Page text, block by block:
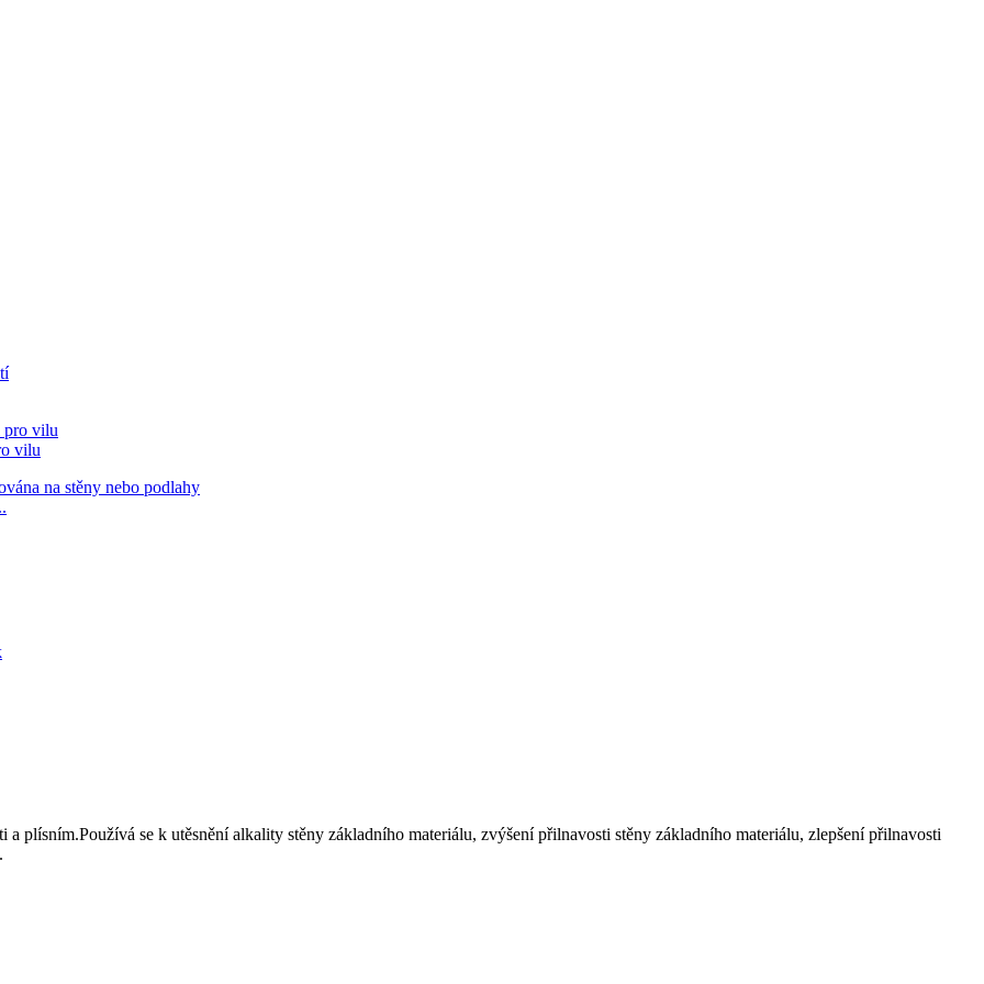
vilu
plísním.Používá se k utěsnění alkality stěny základního materiálu, zvýšení přilnavosti stěny základního materiálu, zlepšení přilnavosti